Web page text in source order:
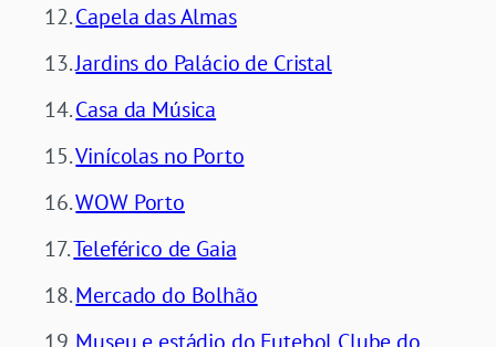
Capela das Almas
Jardins do Palácio de Cristal
Casa da Música
Vinícolas no Porto
WOW Porto
Teleférico de Gaia
Mercado do Bolhão
Museu e estádio do Futebol Clube do